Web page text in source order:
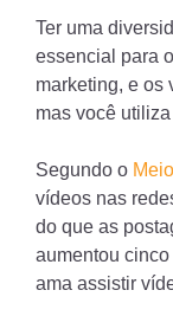
Ter uma
essencial para
marketing, e os
mas você
Segundo o
vídeos nas
do que as
aumentou
ama assistir